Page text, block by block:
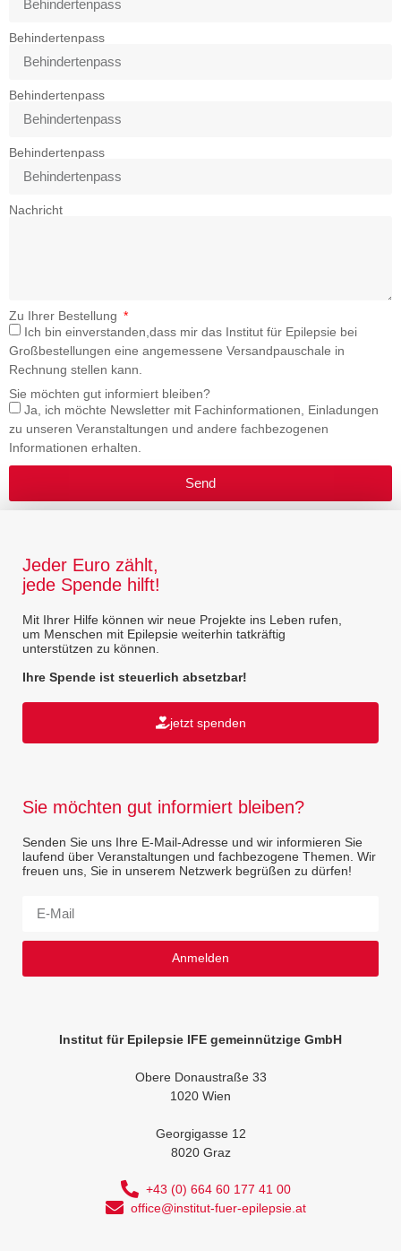
Behindertenpass
Behindertenpass
Behindertenpass
Nachricht
Zu Ihrer Bestellung
Ich bin einverstanden,dass mir das Institut für Epilepsie bei
Großbestellungen eine angemessene Versandpauschale in
Rechnung stellen kann.
Sie möchten gut informiert bleiben?
Ja, ich möchte Newsletter mit Fachinformationen, Einladungen
zu unseren Veranstaltungen und andere fachbezogenen
Informationen erhalten.
Send
Jeder Euro zählt,
jede Spende hilft!
Mit Ihrer Hilfe können wir neue Projekte ins Leben rufen,
um Menschen mit Epilepsie weiterhin tatkräftig
unterstützen zu können.
Ihre Spende ist steuerlich absetzbar!
jetzt spenden
Sie möchten gut informiert bleiben?
Senden Sie uns Ihre E-Mail-Adresse und wir informieren Sie
laufend über Veranstaltungen und fachbezogene Themen. Wir
freuen uns, Sie in unserem Netzwerk begrüßen zu dürfen!
Anmelden
Institut für Epilepsie IFE gemeinnützige GmbH
Obere Donaustraße 33
1020 Wien
Georgigasse 12
8020 Graz
+43 (0) 664 60 177 41 00
office@institut-fuer-epilepsie.at